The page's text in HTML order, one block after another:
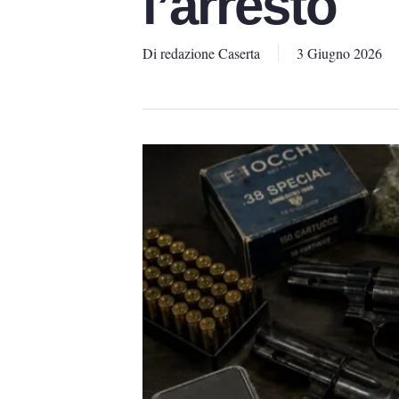
Di redazione Caserta 3 Giugno 2026